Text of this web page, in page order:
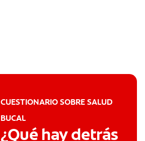
CUESTIONARIO SOBRE SALUD
BUCAL
¿Qué hay detrás